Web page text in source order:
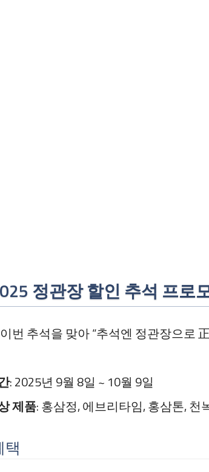
정관장 할인 추석 프로
번 추석을 맞아 “추석엔 정관장으로
: 2025년 9월 8일 ~ 10월 9일
제품: 홍삼정, 에브리타임, 홍삼톤, 천